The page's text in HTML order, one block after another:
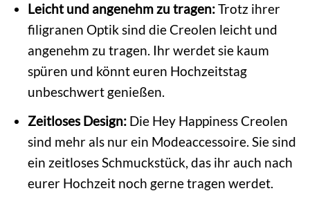
Leicht und angenehm zu tragen:Trotz ihrer
filigranen Optik sind die Creolen leicht und
angenehm zu tragen. Ihr werdet sie kaum
spüren und könnt euren Hochzeitstag
unbeschwert genießen.
Zeitloses Design:Die Hey Happiness Creolen
sind mehr als nur ein Modeaccessoire. Sie sind
ein zeitloses Schmuckstück, das ihr auch nach
eurer Hochzeit noch gerne tragen werdet.